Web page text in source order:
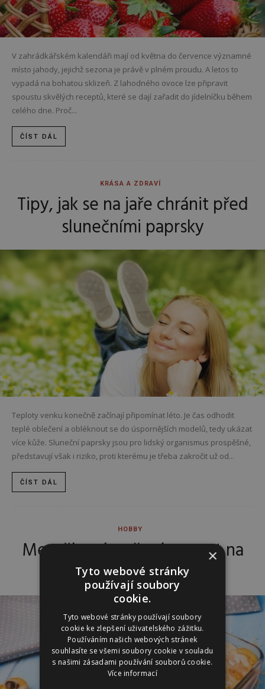
V zahrádkářském kalendáři mají od května do července významné
místo jahody, jejichž sezona je právě v plném proudu. A letos to
vypadá na bohatou sklizeň. Z lahodného ovoce lze připravit
spoustu skvělých receptů, které se dají zařadit do jídelníčku během
celého dne. Proč...
ČÍST DÁL
KRÁSA A ZDRAVÍ
Tipy, jak se na jaře chránit před
slunečními paprsky
Teploty venku konečně začínají připomínat léto. Je čas odhodit
teplé oblečení a obléknout se do úspornějších modelů, tedy ukázat
více kůže. Sluneční paprsky jsou pro lidský organismus prospěšné,
představují však i riziko, proti kterému je třeba zakročit už od...
ČÍST DÁL
HOBBY
Meruňkové pečení: recept na
francouzský koláč
×
Tyto webové stránky
používají soubory
cookie.
Tyto webové stránky používají soubory
cookie ke zlepšení uživatelského zážitku.
Používáním našich webových stránek
souhlasíte se všemi soubory cookie v souladu
s našimi zásadami používání souborů cookie.
Více informací